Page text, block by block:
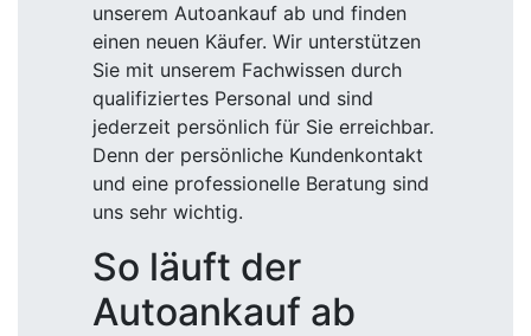
unserem Autoankauf ab und finden
einen neuen Käufer. Wir unterstützen
Sie mit unserem Fachwissen durch
qualifiziertes Personal und sind
jederzeit persönlich für Sie erreichbar.
Denn der persönliche Kundenkontakt
und eine professionelle Beratung sind
uns sehr wichtig.
So läuft der
Autoankauf ab